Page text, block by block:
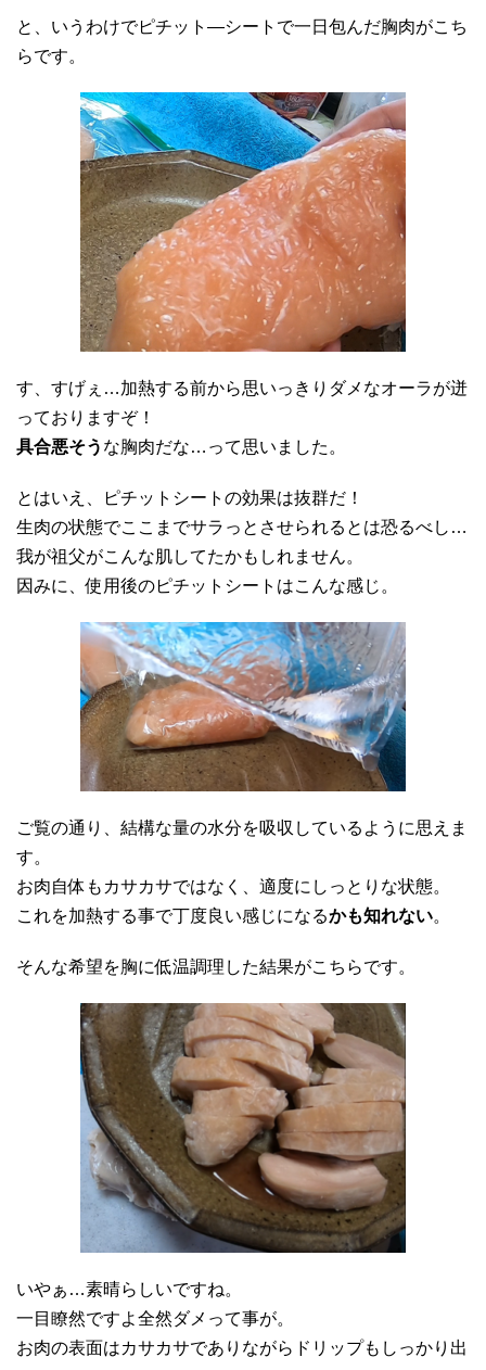
と、いうわけでピチット―シートで一日包んだ胸肉がこち
らです。
す、すげぇ…加熱する前から思いっきりダメなオーラが迸
っておりますぞ！
具合悪そう な胸肉だな…って思いました。
とはいえ、ピチットシートの効果は抜群だ！
生肉の状態でここまでサラっとさせられるとは恐るべし…
我が祖父がこんな肌してたかもしれません。
因みに、使用後のピチットシートはこんな感じ。
ご覧の通り、結構な量の水分を吸収しているように思えま
す。
お肉自体もカサカサではなく、適度にしっとりな状態。
これを加熱する事で丁度良い感じになるかも知れない。
そんな希望を胸に低温調理した結果がこちらです。
いやぁ…素晴らしいですね。
一目瞭然ですよ全然ダメって事が。
お肉の表面はカサカサでありながらドリップもしっかり出